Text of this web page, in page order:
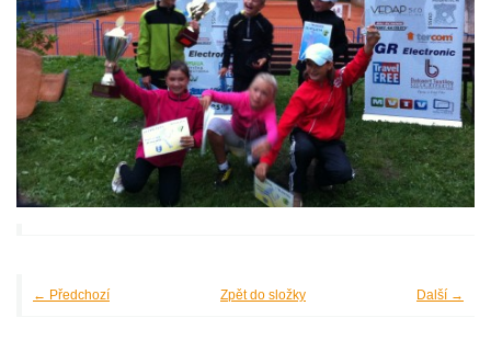
← Předchozí Další →
Zpět do složky